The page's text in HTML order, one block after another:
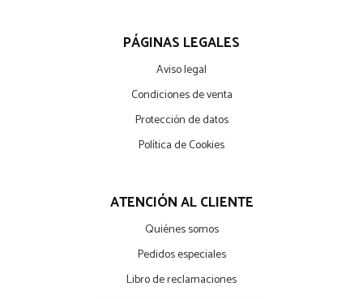
PÁGINAS LEGALES
Aviso legal
Condiciones de venta
Protección de datos
Política de Cookies
ATENCIÓN AL CLIENTE
Quiénes somos
Pedidos especiales
Libro de reclamaciones